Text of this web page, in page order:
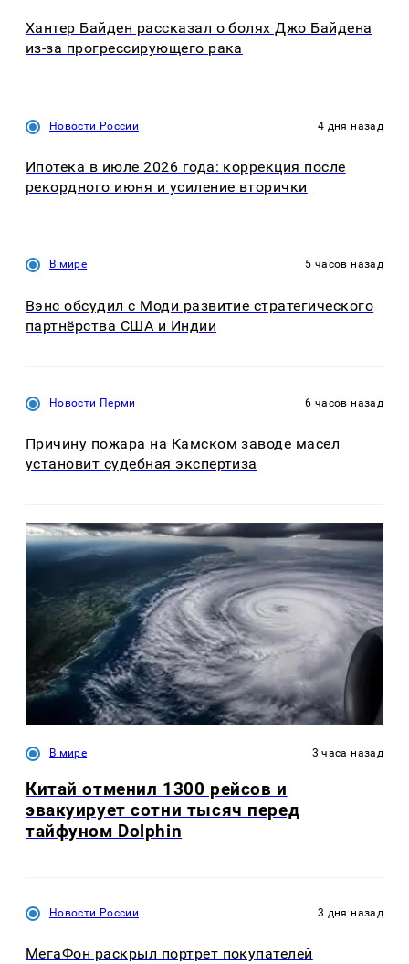
Хантер Байден рассказал о болях Джо Байдена
из-за прогрессирующего рака
Новости России 4 дня назад
Ипотека в июле 2026 года: коррекция после
рекордного июня и усиление вторички
В мире 5 часов назад
Вэнс обсудил с Моди развитие стратегического
партнёрства США и Индии
Новости Перми 6 часов назад
Причину пожара на Камском заводе масел
установит судебная экспертиза
В мире 3 часа назад
Китай отменил 1300 рейсов и
эвакуирует сотни тысяч перед
тайфуном Dolphin
Новости России 3 дня назад
МегаФон раскрыл портрет покупателей